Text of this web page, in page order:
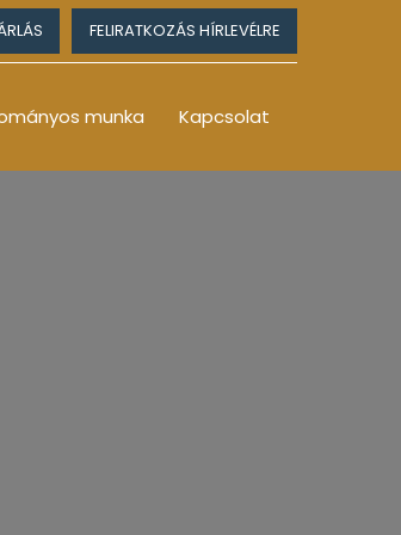
FELIRATKOZÁS HÍRLEVÉLRE
munka Kapcsolat